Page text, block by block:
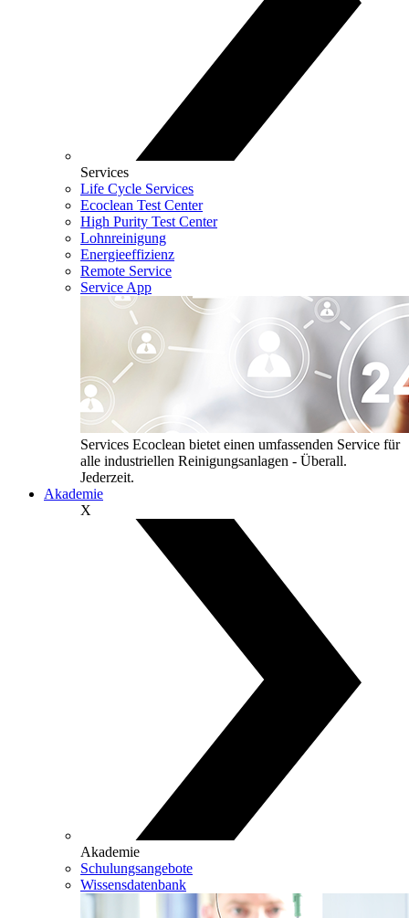
Services
Life Cycle Services
Ecoclean Test Center
High Purity Test Center
Lohnreinigung
Energieeffizienz
Remote Service
Service App
Services Ecoclean bietet einen umfassenden Service für
alle industriellen Reinigungsanlagen - Überall.
Jederzeit.
Akademie
X
Akademie
Schulungsangebote
Wissensdatenbank